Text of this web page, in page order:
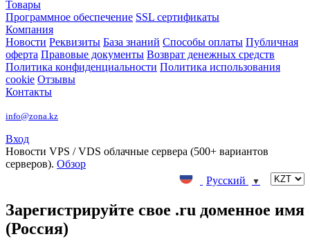
Товары
Программное обеспечение SSL сертификаты
Компания
Новости Реквизиты База знаний Способы оплаты Публичная
оферта Правовые документы Возврат денежных средств
Политика конфиденциальности Политика использования
cookie Отзывы
Контакты
info@zona.kz
Вход
Новости VPS / VDS облачные сервера (500+ вариантов
серверов). Обзор
Русский
▼
Зарегистрируйте свое .ru доменное имя
(Россия)